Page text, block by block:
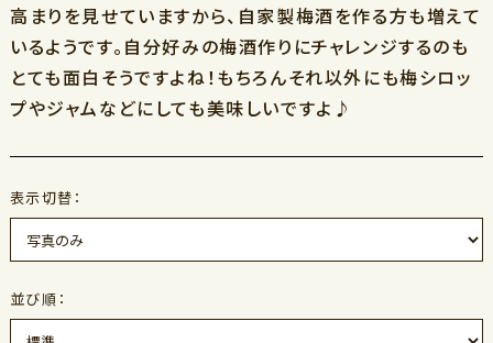
高まりを見せていますから、自家製梅酒を作る方も増えて
いるようです。自分好みの梅酒作りにチャレンジするのも
とても面白そうですよね！もちろんそれ以外にも梅シロッ
プやジャムなどにしても美味しいですよ♪
表示切替：
並び順：